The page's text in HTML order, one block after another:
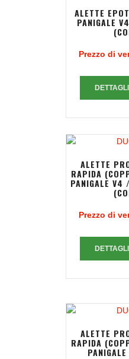
ALETTE
PANIGALE
Prezzo di
ALETTE
RAPIDA
PANIGALE
Prezzo di
ALETTE
RAPIDA